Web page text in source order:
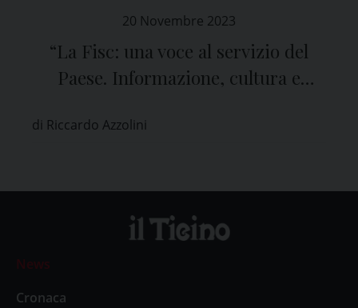
20 Novembre 2023
“La Fisc: una voce al servizio del
Paese. Informazione, cultura e
di Riccardo Azzolini
News
Cronaca